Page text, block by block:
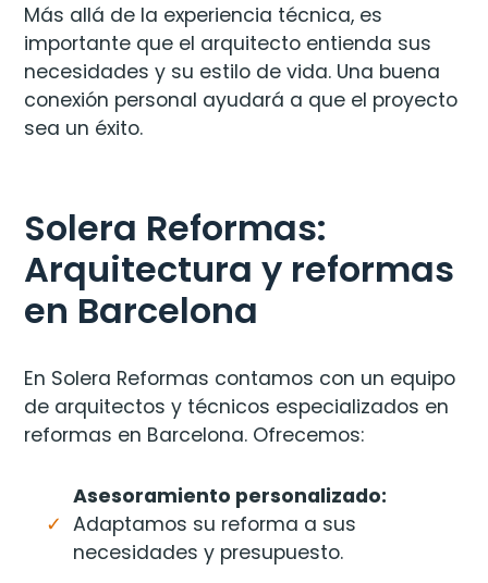
Más allá de la experiencia técnica, es
importante que el arquitecto entienda sus
necesidades y su estilo de vida. Una buena
conexión personal ayudará a que el proyecto
sea un éxito.
Solera Reformas:
Arquitectura y reformas
en Barcelona
En Solera Reformas contamos con un equipo
de arquitectos y técnicos especializados en
reformas en Barcelona. Ofrecemos:
Asesoramiento personalizado:
Adaptamos su reforma a sus
necesidades y presupuesto.